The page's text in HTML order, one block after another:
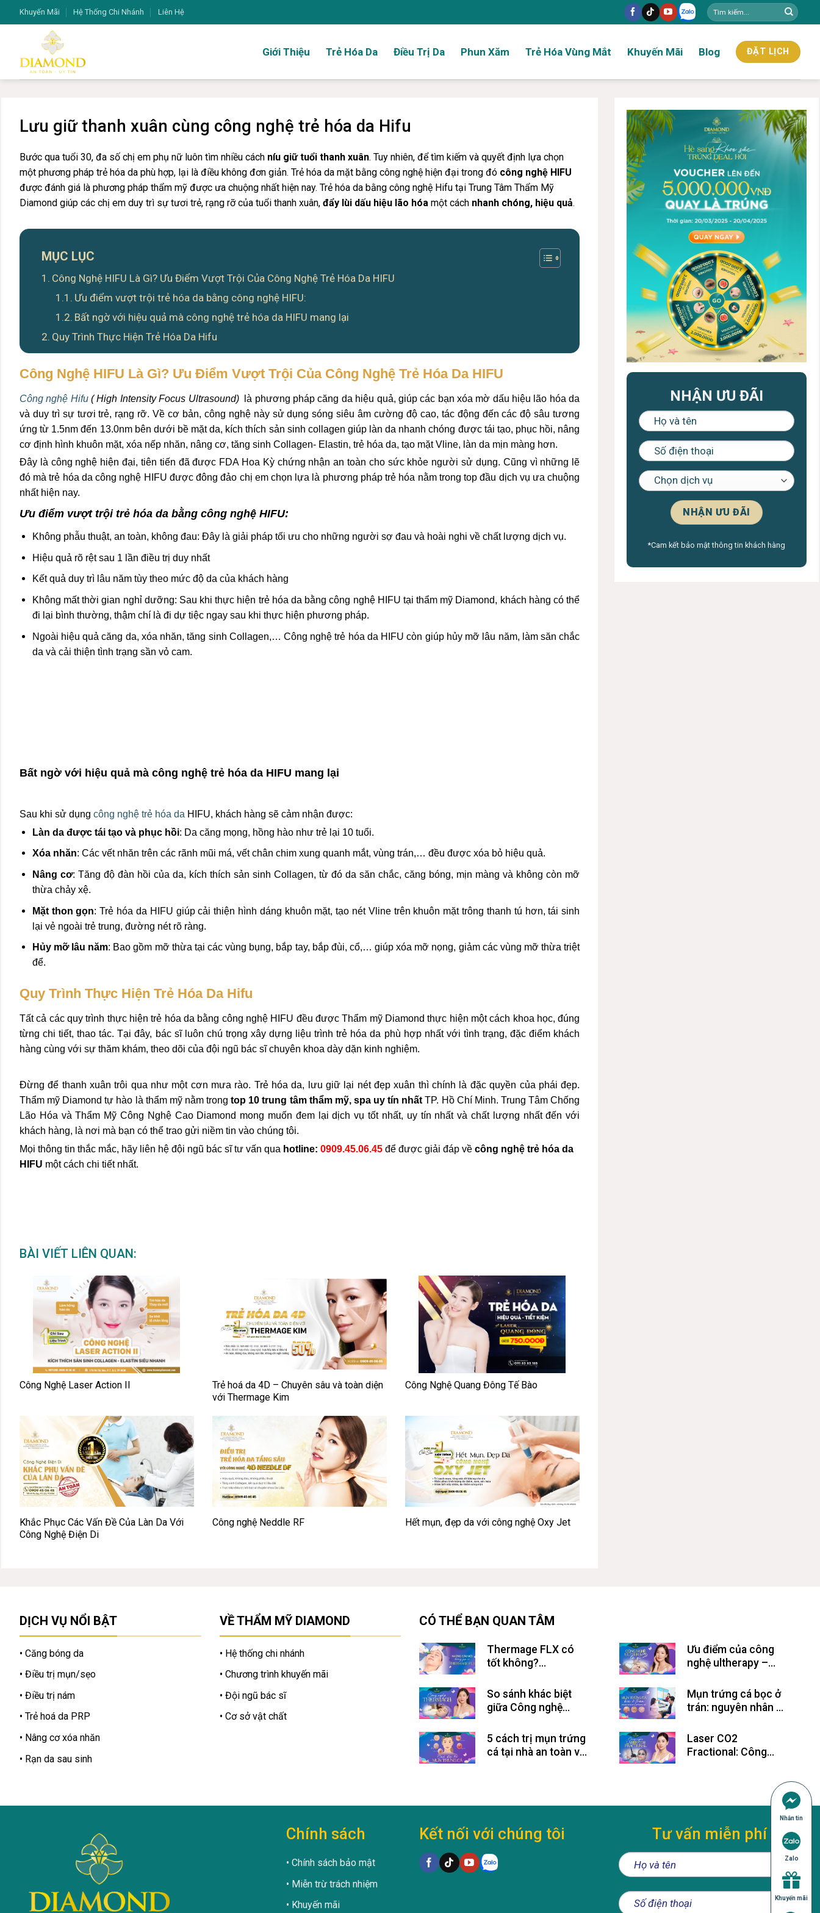
qua
Khuyến Mãi Hệ Thống Chi Nhánh Liên Hệ
Giới Thiệu Trẻ Hóa Da Điều Trị Da Phun Xăm Trẻ Hóa Vùng Mắt Khuyến Mãi Blog ĐẶT LỊCH
Lưu giữ thanh xuân cùng công nghệ trẻ hóa da Hifu
Bước qua tuổi 30, đa số chị em phụ nữ luôn tìm nhiều cách níu giữ tuổi thanh xuân. Tuy nhiên, để tìm kiếm và quyết định lựa chọn
một phương pháp trẻ hóa da phù hợp, lại là điều không đơn giản. Trẻ hóa da mặt bằng công nghệ hiện đại trong đó công nghệ HIFU
được đánh giá là phương pháp thẩm mỹ được ưa chuộng nhất hiện nay. Trẻ hóa da bằng công nghệ Hifu tại Trung Tâm Thẩm Mỹ
Diamond giúp các chị em duy trì sự tươi trẻ, rạng rỡ của tuổi thanh xuân, đẩy lùi dấu hiệu lão hóa một cách nhanh chóng, hiệu quả.
MỤC LỤC
Công Nghệ HIFU Là Gì? Ưu Điểm Vượt Trội Của Công Nghệ Trẻ Hóa Da HIFU
Ưu điểm vượt trội trẻ hóa da bằng công nghệ HIFU:
Bất ngờ với hiệu quả mà công nghệ trẻ hóa da HIFU mang lại
Quy Trình Thực Hiện Trẻ Hóa Da Hifu
Công Nghệ HIFU Là Gì? Ưu Điểm Vượt Trội Của Công Nghệ Trẻ Hóa Da HIFU
Công nghệ Hifu( High Intensity Focus Ultrasound)
là phương pháp căng da hiệu quả, giúp các bạn xóa mờ dấu hiệu lão hóa da
và duy trì sự tươi trẻ, rạng rỡ.Về cơ bản, công nghệ này sử dụng sóng siêu âm cường độ cao, tác động đến các độ sâu tương
ứng từ 1.5nm đến 13.0nm bên dưới bề mặt da, kích thích sản sinh collagen giúp làn da nhanh chóng được tái tạo, phục hồi, nâng
cơ định hình khuôn mặt, xóa nếp nhăn, nâng cơ, tăng sinh Collagen- Elastin, trẻ hóa da, tạo mặt Vline, làn da mịn màng hơn.
Đây là công nghệ hiện đại, tiên tiến đã được FDA Hoa Kỳ chứng nhận an toàn cho sức khỏe người sử dụng. Cũng vì những lẽ
đó mà trẻ hóa da công nghệ HIFU được đông đảo chị em chọn lựa là phương pháp trẻ hóa nằm trong top đầu dịch vụ ưa chuộng
nhất hiện nay.
Ưu điểm vượt trội trẻ hóa da bằng công nghệ HIFU:
Không phẫu thuật, an toàn, không đau: Đây là giải pháp tối ưu cho những người sợ đau và hoài nghi về chất lượng dịch vụ.
Hiệu quả rõ rệt sau 1 lần điều trị duy nhất
Kết quả duy trì lâu năm tùy theo mức độ da của khách hàng
Không mất thời gian nghỉ dưỡng: Sau khi thực hiện trẻ hóa da bằng công nghệ HIFU tại thẩm mỹ Diamond, khách hàng có thể
đi lại bình thường, thậm chí là đi dự tiệc ngay sau khi thực hiện phương pháp.
Ngoài hiệu quả căng da, xóa nhăn, tăng sinh Collagen,… Công nghệ trẻ hóa da HIFU còn giúp hủy mỡ lâu năm, làm săn chắc
da và cải thiện tình trạng sần vỏ cam.
Bất ngờ với hiệu quả mà công nghệ trẻ hóa da HIFU mang lại
Sau khi sử dụng công nghệ trẻ hóa da HIFU, khách hàng sẽ cảm nhận được:
Làn da được tái tạo và phục hồi: Da căng mọng, hồng hào như trẻ lại 10 tuổi.
Xóa nhăn: Các vết nhăn trên các rãnh mũi má, vết chân chim xung quanh mắt, vùng trán,… đều được xóa bỏ hiệu quả.
Nâng cơ: Tăng độ đàn hồi của da, kích thích sản sinh Collagen, từ đó da săn chắc, căng bóng, mịn màng và không còn mỡ
thừa chảy xệ.
Mặt thon gọn: Trẻ hóa da HIFU giúp cải thiện hình dáng khuôn mặt, tạo nét Vline trên khuôn mặt trông thanh tú hơn, tái sinh
lại vẻ ngoài trẻ trung, đường nét rõ ràng.
Hủy mỡ lâu năm: Bao gồm mỡ thừa tại các vùng bụng, bắp tay, bắp đùi, cổ,… giúp xóa mỡ nọng, giảm các vùng mỡ thừa triệt
để.
Quy Trình Thực Hiện Trẻ Hóa Da Hifu
Tất cả các quy trình thực hiện trẻ hóa da bằng công nghệ HIFU đều được Thẩm mỹ Diamond thực hiện một cách khoa học, đúng
từng chi tiết, thao tác. Tại đây, bác sĩ luôn chú trọng xây dựng liệu trình trẻ hóa da phù hợp nhất với tình trạng, đặc điểm khách
hàng cùng với sự thăm khám, theo dõi của đội ngũ bác sĩ chuyên khoa dày dặn kinh nghiệm.
Đừng để thanh xuân trôi qua như một cơn mưa rào. Trẻ hóa da, lưu giữ lại nét đẹp xuân thì chính là đặc quyền của phái đẹp.
Thẩm mỹ Diamond tự hào là thẩm mỹ nằm trongtop 10 trung tâm thẩm mỹ, spa uy tín nhất TP. Hồ Chí Minh. Trung Tâm Chống
Lão Hóa và Thẩm Mỹ Công Nghệ Cao Diamond mong muốn đem lại dịch vụ tốt nhất, uy tín nhất và chất lượng nhất đến với
khách hàng, là nơi mà bạn có thể trao gửi niềm tin vào chúng tôi.
Mọi thông tin thắc mắc, hãy liên hệ đội ngũ bác sĩ tư vấn qua hotline: 0909.45.06.45 để được giải đáp về công nghệ trẻ hóa da
HIFU một cách chi tiết nhất.
BÀI VIẾT LIÊN QUAN:
Công Nghệ Laser Action II
Trẻ hoá da 4D – Chuyên sâu và toàn diện
với Thermage Kim
Công Nghệ Quang Đông Tế Bào
Khắc Phục Các Vấn Đề Của Làn Da Với
Công Nghệ Điện Di
Công nghệ Neddle RF Hết mụn, đẹp da với công nghệ Oxy Jet
NHẬN ƯU ĐÃI
*Cam kết bảo mật thông tin khách hàng
DỊCH VỤ NỔI BẬT
Căng bóng da
Điều trị mụn/sẹo
Điều trị nám
Trẻ hoá da PRP
Nâng cơ xóa nhăn
Rạn da sau sinh
VỀ THẨM MỸ DIAMOND
Hệ thống chi nhánh
Chương trình khuyến mãi
Đội ngũ bác sĩ
Cơ sở vật chất
CÓ THỂ BẠN QUAN TÂM
Thermage FLX có
tốt không?
bao nhiêu?
Ưu điểm của công
nghệ ultherapy –
hiện?
So sánh khác biệt
giữa Công nghệ
nghệ Thermage FLX
Mụn trứng cá bọc ở
trán: nguyên nhân và
5 cách trị mụn trứng
cá tại nhà an toàn và
Laser CO2
Fractional: Công
Chính sách
Chính sách bảo mật
Miễn trừ trách nhiệm
Khuyến mãi
Kết nối với chúng tôi Tư vấn miễn phí
Nhắn tin
Zalo
Khuyến mãi